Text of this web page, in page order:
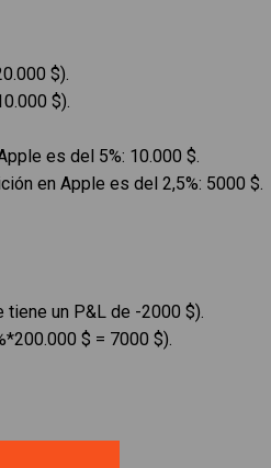
$).
$).
es del 5%: 10.000 $.
en Apple es del 2,5%: 5000 $.
un P&L de -2000 $).
$ = 7000 $).